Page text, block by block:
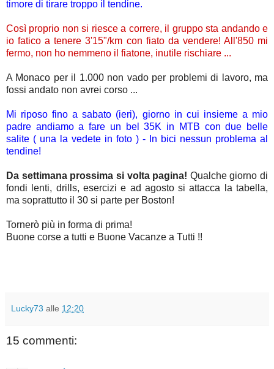
timore di tirare troppo il tendine.
Così proprio non si riesce a correre, il gruppo sta andando e
io fatico a tenere 3'15"/km con fiato da vendere! All'850 mi
fermo, non ho nemmeno il fiatone, inutile rischiare ...
A Monaco per il 1.000 non vado per problemi di lavoro, ma
fossi andato non avrei corso ...
Mi riposo fino a sabato (ieri), giorno in cui insieme a mio
padre andiamo a fare un bel 35K in MTB con due belle
salite ( una la vedete in foto ) - In bici nessun problema al
tendine!
Da settimana prossima si volta pagina! Qualche giorno di
fondi lenti, drills, esercizi e ad agosto si attacca la tabella,
ma soprattutto il 30 si parte per Boston!
Tornerò più in forma di prima!
Buone corse a tutti e Buone Vacanze a Tutti !!
Lucky73 alle 12:20
15 commenti: